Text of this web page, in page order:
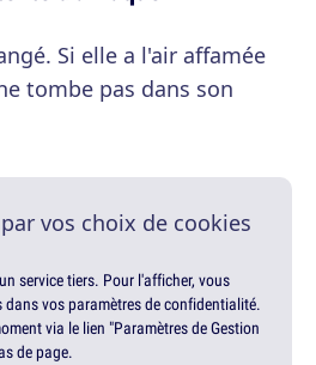
Si elle a l'air affamée
tombe pas dans son
vos choix de cookies
service tiers. Pour l'afficher, vous
dans vos paramètres de confidentialité.
via le lien "Paramètres de Gestion
de page.